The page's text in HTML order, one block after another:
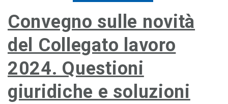
Convegno sulle novità
del Collegato lavoro
2024. Questioni
giuridiche e soluzioni